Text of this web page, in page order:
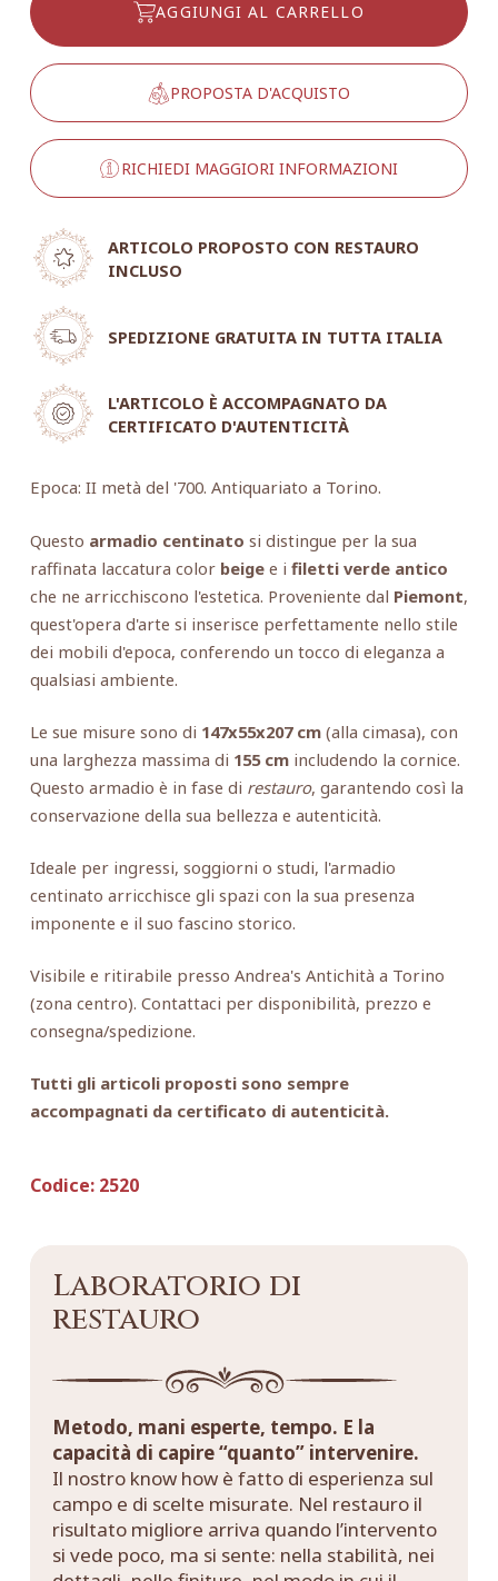
AGGIUNGI AL CARRELLO
PROPOSTA D'ACQUISTO
RICHIEDI MAGGIORI INFORMAZIONI
ARTICOLO PROPOSTO CON RESTAURO
INCLUSO
SPEDIZIONE GRATUITA IN TUTTA ITALIA
L'ARTICOLO È ACCOMPAGNATO DA
CERTIFICATO D'AUTENTICITÀ
Epoca: II metà del '700. Antiquariato a Torino.
Questo armadio centinato si distingue per la sua
raffinata laccatura color beigee i filetti verde antico
che ne arricchiscono l'estetica. Proveniente dal Piemont,
quest'opera d'arte si inserisce perfettamente nello stile
dei mobili d'epoca, conferendo un tocco di eleganza a
qualsiasi ambiente.
Le sue misure sono di 147x55x207 cm(alla cimasa), con
una larghezza massima di 155 cmincludendo la cornice.
Questo armadio è in fase di restauro, garantendo così la
conservazione della sua bellezza e autenticità.
Ideale per ingressi, soggiorni o studi, l'armadio
centinato arricchisce gli spazi con la sua presenza
imponente e il suo fascino storico.
Visibile e ritirabile presso Andrea's Antichità a Torino
(zona centro). Contattaci per disponibilità, prezzo e
consegna/spedizione.
Tutti gli articoli proposti sono sempre
accompagnati da certificato di autenticità.
Codice:2520
Laboratorio di
restauro
Metodo, mani esperte, tempo. E la
capacità di capire “quanto” intervenire.
Il nostro know how è fatto di esperienza sul
campo e di scelte misurate. Nel restauro il
risultato migliore arriva quando l’intervento
si vede poco, ma si sente: nella stabilità, nei